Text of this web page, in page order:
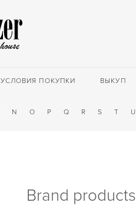
УСЛОВИЯ ПОКУПКИ ВЫКУП
N O P Q R S T U
Brand products